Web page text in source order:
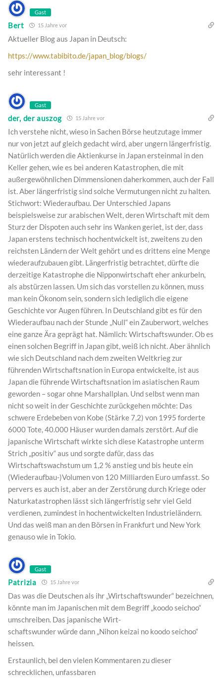
Gast
Bert 15 Jahre vor
Aktueller Blog aus Japan in Deutsch:
https://www.tabibito.de/japan_blog/blogs/
sehr interessant !
Gast
der, der auszog 15 Jahre vor
Ich verstehe nicht, wieso in Sachen Börse heutzutage immer
nur von jetzt auf gleich gedacht wird, aber ungern längerfristig.
Natürlich werden die Aktienkurse in Japan ersteinmal in den
Keller gehen, wie es bei anderen Katastrophen, die mit
außergewöhnlichen Dimmensionen daherkommen, auch der Fall
ist. Aber längerfristig sind solche Vermutungen nicht zu halten.
Stichwort: Wiederaufbau. Der Unterschied Japans
beispielsweise zur arabischen Welt, deren Wirtschaft mit dem
Sturz der Dispoten auch sehr ins Wanken geriet, ist der, dass
Japan erstens technisch hochentwickelt ist, zweitens zu den
reichsten Ländern der Welt gehört und es drittens eine Menge
wiederaufzubauen gibt. Längerfristig betrachtet, dürfte die
derzeitige Katastrophe die Nipponwirtschaft eher ankurbeln,
als abstürzen lassen. Um sich das vorstellen zu können, muss
man kein Ökonom sein, sondern sich lediglich die eigene
Geschichte vor Augen führen. In Deutschland gibt es für den
Wiederaufbau nach der Stunde „Null“ ein Zauberwort, welches
eine ganze Ära geprägt hat. Nämlich: Wirtschaftswunder. Ob es
einen solchen Begriff in Japan gibt, weiß ich nicht. Aber ähnlich
wie sich Deutschland nach dem zweiten Weltkrieg zur
führenden Wirtschaftsnation in Europa entwickelte, ist aus
Japan die führende Wirtschaftsnation im asiatischen Raum
geworden – sogar ohne Marshallplan. Und selbst wenn man
nicht so weit in der Geschichte zurückgehen möchte: Das
schwere Erdebeben von Kobe (Stärke 7,2) von 1995 forderte
6000 Tote, 40.000 Häuser wurden damals zerstört. Auf die
japanische Wirtschaft wirkte sich diese Katastrophe unterm
Strich „positiv“ aus und sorgte dafür, dass das
Wirtschaftswachstum um 1,2 % anstieg und bis heute ein
(Wiederaufbau-)Volumen von 120 Milliarden Euro umfasst. So
pervers es auch ist, aber an der Zerstörung durch Kriege oder
Naturkatastrophen lässt sich längerfristig sehr viel Geld
verdienen, zumindest in hochentwickelten Industrieländern.
Und das weiß man an den Börsen in Frankfurt und New York
genauso wie in Tokio.
Gast
Patrizia 15 Jahre vor
Das was die Deutschen als ihr „Wirtschaftswunder“ bezeichnen,
könnte man im Japanischen mit dem Begriff „koodo seichoo“
umschreiben. Das japanische Wirt-
schaftswunder würde dann „Nihon keizai no koodo seichoo“
heissen.
Erstaunlich, bei den vielen Kommentaren zu dieser
schrecklichen, unfassbaren